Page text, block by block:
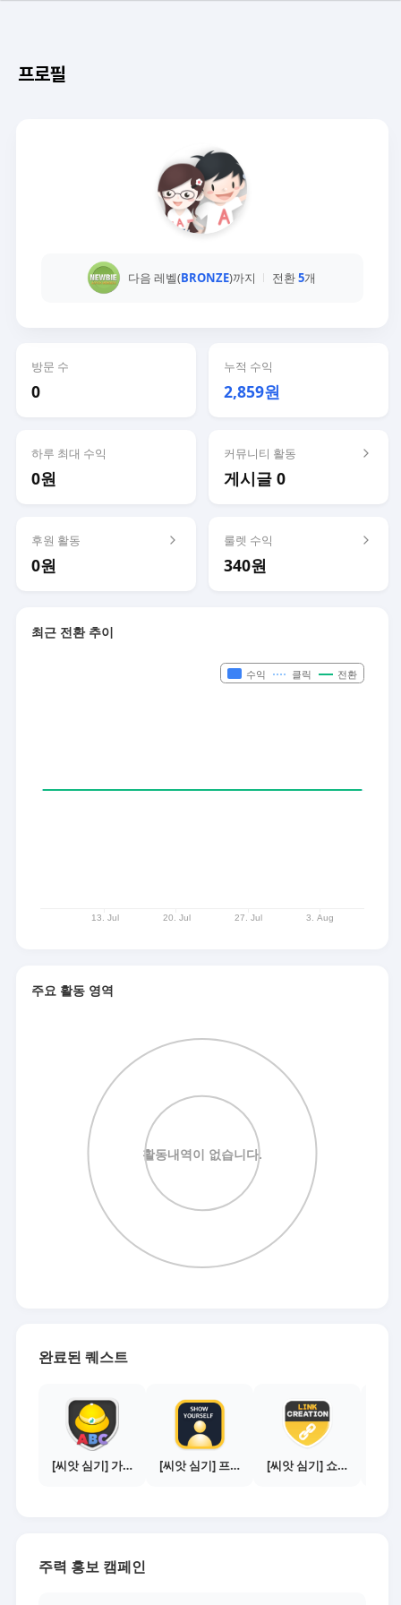
프로필
다음 레벨(BRONZE)까지 전환5개
방문 수
0
누적 수익
2,859원
하루 최대 수익
0원
커뮤니티 활동
게시글 0
후원 활동
0원
룰렛 수익
340원
최근 전환 추이
주요 활동 영역
완료된 퀘스트
[씨앗 심기] 가이드보기 - 매체별 활동 가이드 [씨앗 심기] 프로필 사진 등록하기 [씨앗 심기] 쇼핑몰 링크 발급하기 - 제휴몰 10곳
주력 홍보 캠페인